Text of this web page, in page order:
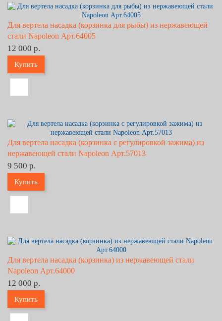
Для вертела насадка (корзинка для рыбы) из нержавеющей
стали Napoleon Арт.64005
12 000 р.
Купить
Для вертела насадка (корзинка с регулировкой зажима) из
нержавеющей стали Napoleon Арт.57013
9 500 р.
Купить
Для вертела насадка (корзинка) из нержавеющей стали
Napoleon Арт.64000
12 000 р.
Купить